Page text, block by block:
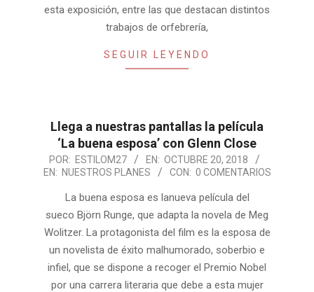
esta exposición, entre las que destacan distintos
trabajos de orfebrería,
SEGUIR LEYENDO
Llega a nuestras pantallas la película
‘La buena esposa’ con Glenn Close
2018-
10-
POR: ESTILOM27 EN: OCTUBRE 20, 2018
EN: NUESTROS PLANES CON: 0 COMENTARIOS
La buena esposa es lanueva película del
sueco Björn Runge, que adapta la novela de Meg
Wolitzer. La protagonista del film es la esposa de
un novelista de éxito malhumorado, soberbio e
infiel, que se dispone a recoger el Premio Nobel
por una carrera literaria que debe a esta mujer